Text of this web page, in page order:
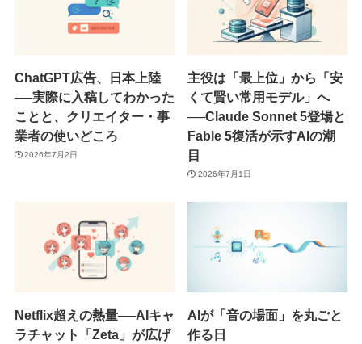
ChatGPT広告、日本上陸
──実際に入稿してわかった
ことと、クリエイター・事
業者の使いどころ
2026年7月2日
主役は「最上位」から「安
くて賢い常用モデル」へ
──Claude Sonnet 5登場と
Fable 5復活が示すAIの潮
目
2026年7月1日
Netflix超えの熱量──AIキャ
ラチャット「Zeta」が広げ
AIが「音の場面」を丸ごと
作る日